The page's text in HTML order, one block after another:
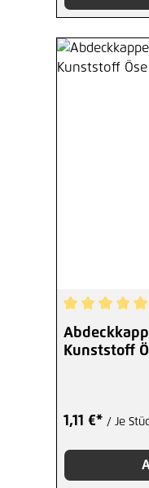
Kunststoff
1,11 €* / Je